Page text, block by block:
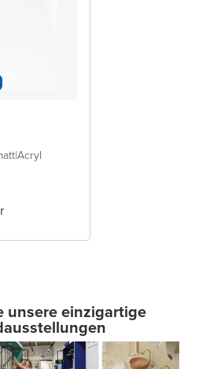
|Acryl
unsere einzigartige